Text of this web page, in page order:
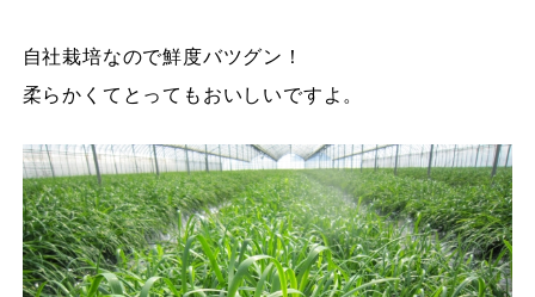
自社栽培なので鮮度バツグン！
柔らかくてとってもおいしいですよ。